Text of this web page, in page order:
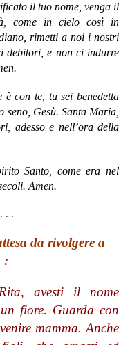
il tuo nome, venga il
come in cielo così in
rimetti a noi i nostri
debitori, e non ci indurre
è con te, tu sei benedetta
seno, Gesù. Santa Maria,
adesso e nell’ora della
Santo, come era nel
Amen.
da rivolgere a
:
avesti il nome
fiore. Guarda con
mamma. Anche